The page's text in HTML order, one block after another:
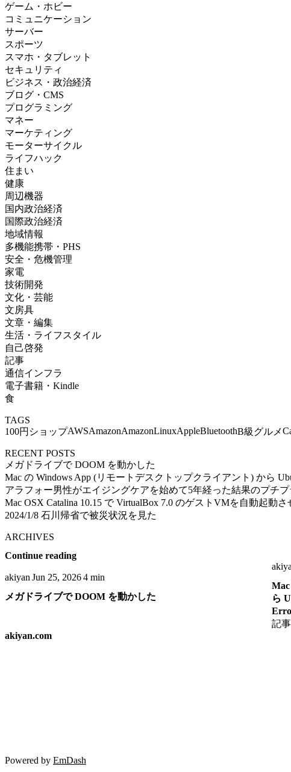
ゲーム・ホビー
コミュニケーション
サーバー
スポーツ
スマホ・タブレット
セキュリティ
ビジネス・政治経済
ブログ・CMS
プログラミング
マネー
マーケティング
モーターサイクル
ライフハック
住まい
健康
周辺機器
国内政治経済
国際政治経済
地域情報
多機能携帯・PHS
安全・危機管理
家電
技術開発
文化・芸能
文房具
文章・編集
生活・ライフスタイル
自己啓発
記事
通信インフラ
電子書籍・Kindle
食
TAGS
100円ショップAWSAmazonAmazonLinuxAppleBluetoothB級グルメ
RECENT POSTS
メガドライブで DOOM を動かした
Mac の Windows App (リモートデスクトップクライアント) から
アラフォー男性がエイジングケアを始めて5年経った結果のプチ
Mac OSX Catalina 10.15 で VirtualBox 7.0 のゲストVMを自動起動
2024/1/8 石川帰省で被災状況を見た
ARCHIVES
Continue reading
akiyan Jun 25, 20264 min
メガドライブで DOOM を動かした
ら
記事
akiyan.com
Powered by EmDash